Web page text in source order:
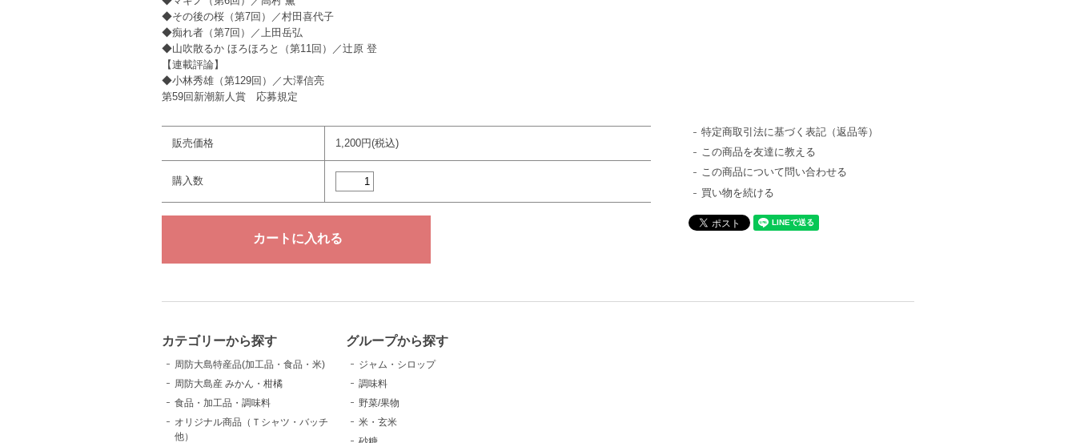
◆その後の桜（第7回）／村田喜代子
◆痴れ者（第7回）／上田岳弘
◆山吹散るか ほろほろと（第11回）／辻原 登
【連載評論】
◆小林秀雄（第129回）／大澤信亮
第59回新潮新人賞 応募規定
販売価格 1,200円(税込)
購入数
特定商取引法に基づく表記（返品等）
この商品を友達に教える
この商品について問い合わせる
買い物を続ける
カテゴリーから探す
周防大島特産品(加工品・食品・米)
周防大島産 みかん・柑橘
食品・加工品・調味料
オリジナル商品（Ｔシャツ・バッチ
他）
グループから探す
ジャム・シロップ
調味料
野菜/果物
米・玄米